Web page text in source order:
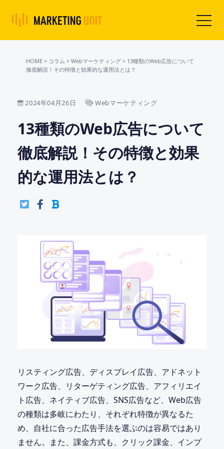
HOME > コラム >Webマーケティング > 13種類のWeb広告について
徹底解説！その特徴と効果的な運用法とは？
2024年04月26日 Webマーケティング
13種類のWeb広告について
徹底解説！その特徴と効果
的な運用法とは？
リスティング広告、ディスプレイ広告、アドネット
ワーク広告、リターゲティング広告、アフィリエイ
ト広告、ネイティブ広告、SNS広告など、Web広告
の種類は多岐にわたり、それぞれ特徴が異なるた
め、自社に合った広告手法を選ぶのは容易ではあり
ません。また、課金方式も、クリック課金、インプ